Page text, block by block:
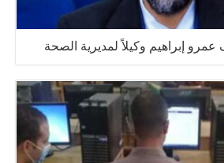
إبراهيم وكيلاً لمديرية الصحة